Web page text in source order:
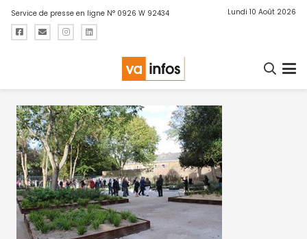
Service de presse en ligne N° 0926 W 92434 Lundi 10 Août 2026